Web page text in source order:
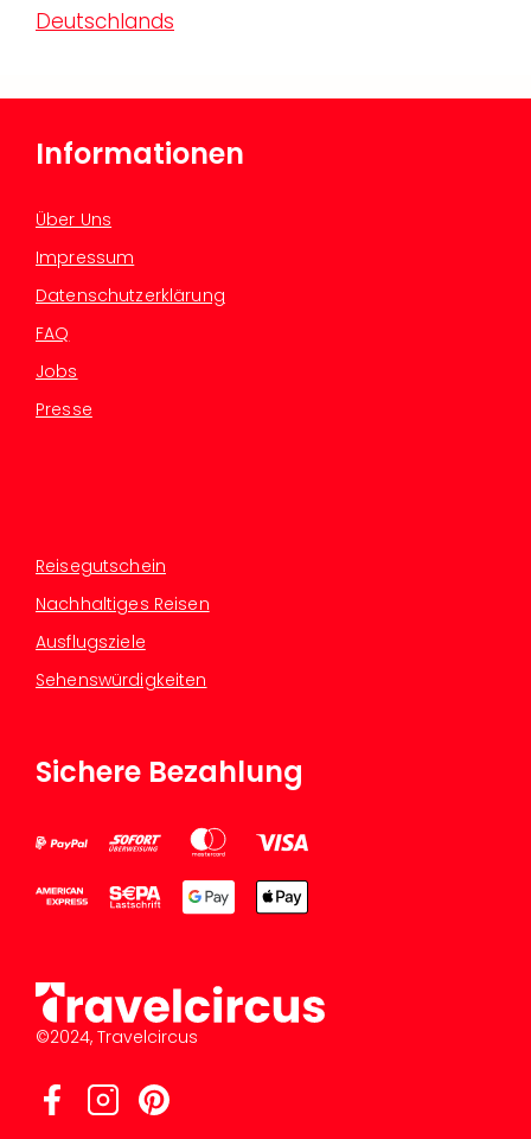
Deutschlands
Informationen
Über Uns
Impressum
Datenschutzerklärung
FAQ
Jobs
Presse
Reisegutschein
Nachhaltiges Reisen
Ausflugsziele
Sehenswürdigkeiten
Sichere Bezahlung
©2024, Travelcircus